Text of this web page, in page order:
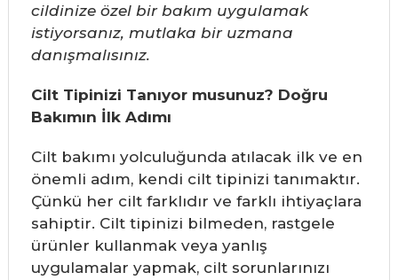
cildinize özel bir bakım uygulamak
istiyorsanız, mutlaka bir uzmana
danışmalısınız.
Cilt Tipinizi Tanıyor musunuz? Doğru
Bakımın İlk Adımı
Cilt bakımı yolculuğunda atılacak ilk ve en
önemli adım, kendi cilt tipinizi tanımaktır.
Çünkü her cilt farklıdır ve farklı ihtiyaçlara
sahiptir. Cilt tipinizi bilmeden, rastgele
ürünler kullanmak veya yanlış
uygulamalar yapmak, cilt sorunlarınızı